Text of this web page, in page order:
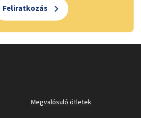
Feliratkozás
Megvalósuló ötletek